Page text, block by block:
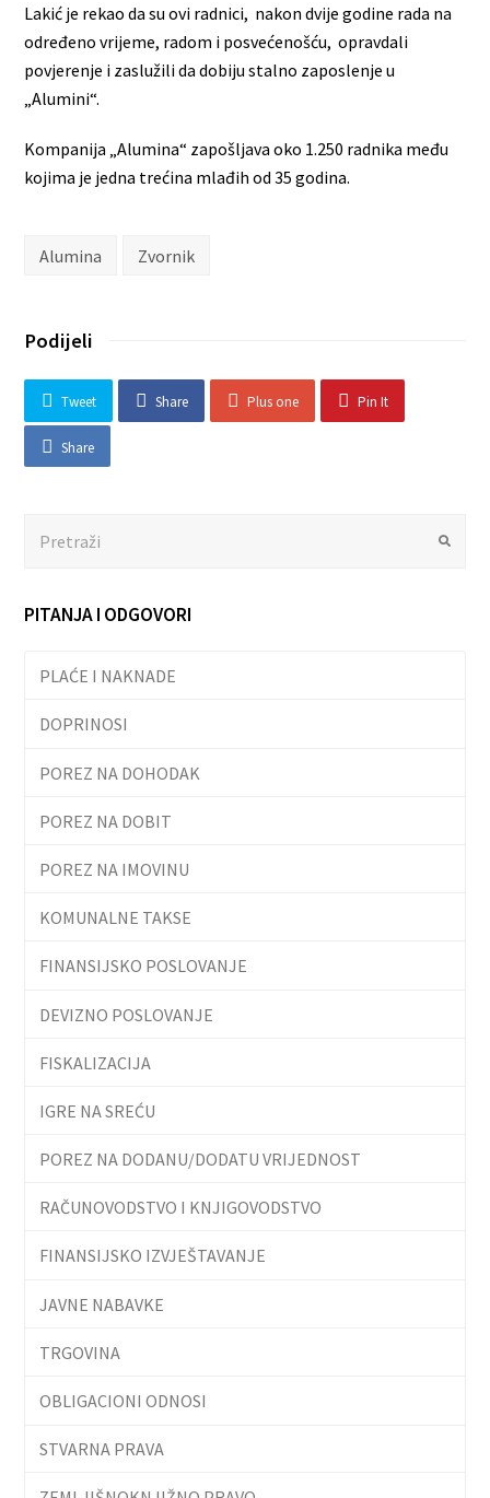
Lakić je rekao da su ovi radnici, nakon dvije godine rada na
određeno vrijeme, radom i posvećenošću, opravdali
povjerenje i zaslužili da dobiju stalno zaposlenje u
„Alumini“.
Kompanija „Alumina“ zapošljava oko 1.250 radnika među
kojima je jedna trećina mlađih od 35 godina.
Alumina Zvornik
Podijeli
Tweet Share Plus one Pin It
Share
Submit
PITANJA I ODGOVORI
PLAĆE I NAKNADE
DOPRINOSI
POREZ NA DOHODAK
POREZ NA DOBIT
POREZ NA IMOVINU
KOMUNALNE TAKSE
FINANSIJSKO POSLOVANJE
DEVIZNO POSLOVANJE
FISKALIZACIJA
IGRE NA SREĆU
POREZ NA DODANU/DODATU VRIJEDNOST
RAČUNOVODSTVO I KNJIGOVODSTVO
FINANSIJSKO IZVJEŠTAVANJE
JAVNE NABAVKE
TRGOVINA
OBLIGACIONI ODNOSI
STVARNA PRAVA